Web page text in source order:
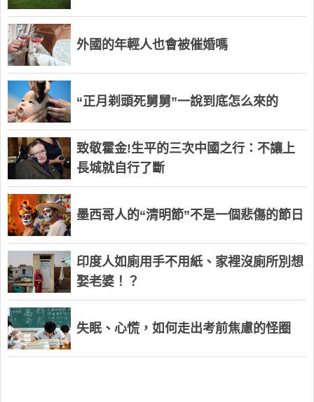
外國的年輕人也會被催婚嗎
“正月剃頭死舅舅”一說到底怎么來的
致敬霍金!生平的三次中國之行：不讓上
長城就自行了斷
墨西哥人的“清明節”不是一個悲傷的節日
印度人如廁用手不用紙、家裡沒廁所別想
娶老婆！？
失眠、心慌，如何走出考前焦慮的怪圈